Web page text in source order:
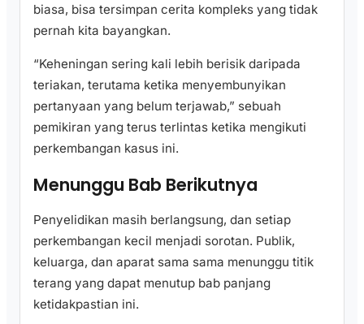
biasa, bisa tersimpan cerita kompleks yang tidak
pernah kita bayangkan.
“Keheningan sering kali lebih berisik daripada
teriakan, terutama ketika menyembunyikan
pertanyaan yang belum terjawab,” sebuah
pemikiran yang terus terlintas ketika mengikuti
perkembangan kasus ini.
Menunggu Bab Berikutnya
Penyelidikan masih berlangsung, dan setiap
perkembangan kecil menjadi sorotan. Publik,
keluarga, dan aparat sama sama menunggu titik
terang yang dapat menutup bab panjang
ketidakpastian ini.